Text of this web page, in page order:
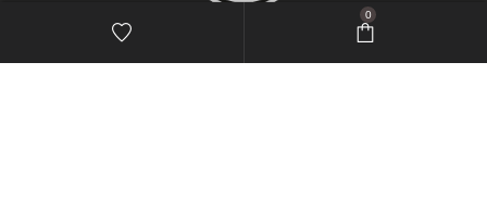
Comunicate con nosotros
0